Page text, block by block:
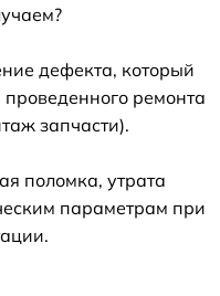
дефекта, который
проведенного ремонта
запчасти).
поломка, утрата
параметрам при